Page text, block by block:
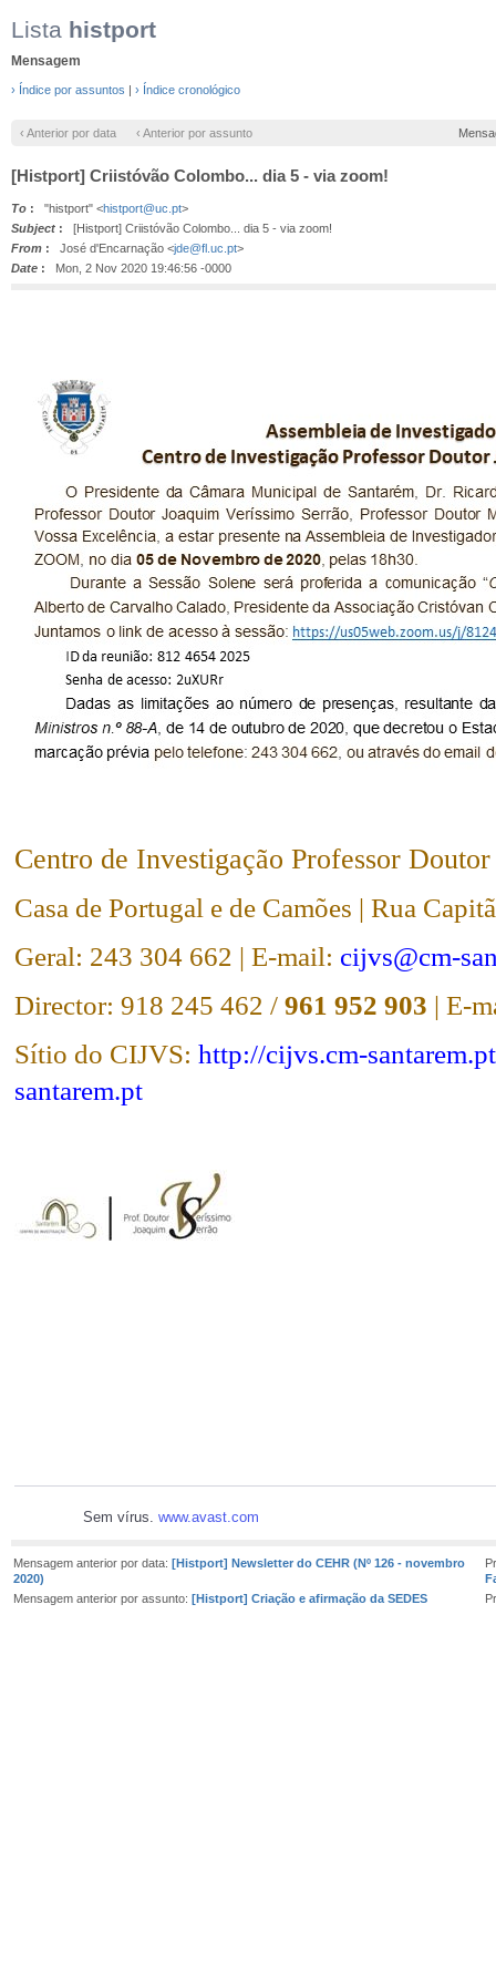
Lista histport
Mensagem
› Índice por assuntos | › Índice cronológico
‹ Anterior por data ‹ Anterior por assunto
[Histport] Criistóvão Colombo... dia 5 - via zoom!
To : "histport" <histport@uc.pt>
Subject : [Histport] Criistóvão Colombo... dia 5 - via zoom!
From : José d'Encarnação <jde@fl.uc.pt>
Date : Mon, 2 Nov 2020 19:46:56 -0000
Centro de Investigação Professor
Casa de Portugal e de Camões | Rua
Geral: 243 304 662 | E-mail: cijvs@cm-
Director: 918 245 462 / 961 952 903 | E-
Sítio do CIJVS: http://cijvs.cm-santarem.pt
santarem.pt
Sem vírus. www.avast.com
Mensagem anterior por data: [Histport] Newsletter do CEHR (Nº 126 - novembro
2020)
Mensagem anterior por assunto: [Histport] Criação e afirmação da SEDES